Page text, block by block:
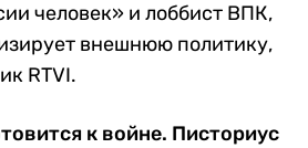
человек» и лоббист ВПК,
внешнюю политику,
RTVI.
к войне. Писториус